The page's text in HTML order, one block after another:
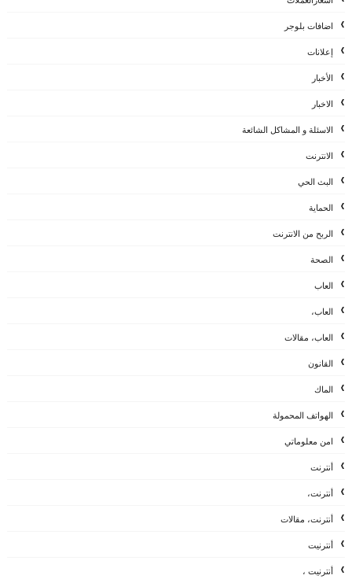
اضافات بلوجر
إعلانات
الأخبار
الاخبار
الاسئلة و المشاكل الشائعة
الانترنت
البث الحي
الحماية
الربح من الانترنت
الصحة
العاب
العاب،
العاب، مقالات
القانون
الماك
الهواتف المحمولة
امن معلوماتي
أنترنت
أنترنت،
أنترنت، مقالات
أنترنيت
أنترنيت ،